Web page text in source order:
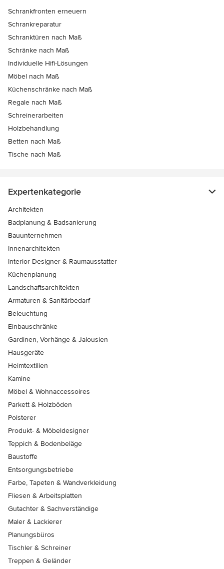
Schrankfronten erneuern
Schrankreparatur
Schranktüren nach Maß
Schränke nach Maß
Individuelle Hifi-Lösungen
Möbel nach Maß
Küchenschränke nach Maß
Regale nach Maß
Schreinerarbeiten
Holzbehandlung
Betten nach Maß
Tische nach Maß
Expertenkategorie
Architekten
Badplanung & Badsanierung
Bauunternehmen
Innenarchitekten
Interior Designer & Raumausstatter
Küchenplanung
Landschaftsarchitekten
Armaturen & Sanitärbedarf
Beleuchtung
Einbauschränke
Gardinen, Vorhänge & Jalousien
Hausgeräte
Heimtextilien
Kamine
Möbel & Wohnaccessoires
Parkett & Holzböden
Polsterer
Produkt- & Möbeldesigner
Teppich & Bodenbeläge
Baustoffe
Entsorgungsbetriebe
Farbe, Tapeten & Wandverkleidung
Fliesen & Arbeitsplatten
Gutachter & Sachverständige
Maler & Lackierer
Planungsbüros
Tischler & Schreiner
Treppen & Geländer